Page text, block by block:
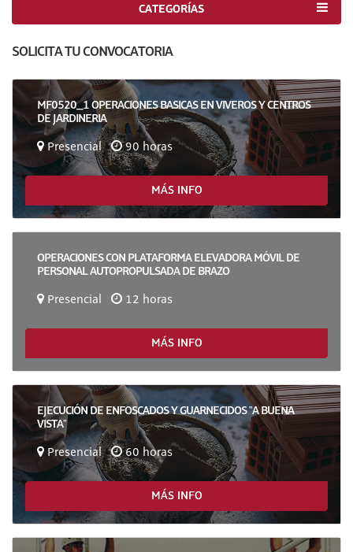
CATEGORÍAS
SOLICITA TU CONVOCATORIA
MF0520_1 OPERACIONES BASICAS EN VIVEROS Y CENTROS
DE JARDINERIA
Presencial 90 horas
MÁS INFO
OPERACIONES CON PLATAFORMA ELEVADORA MÓVIL DE
PERSONAL AUTOPROPULSADA DE BRAZO
Presencial 12 horas
MÁS INFO
EJECUCIÓN DE ENFOSCADOS Y GUARNECIDOS "A BUENA
VISTA"
Presencial 60 horas
MÁS INFO